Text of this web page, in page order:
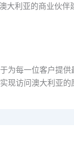
大利亚的商业伙伴
为每一位客户提供
现访问澳大利亚的